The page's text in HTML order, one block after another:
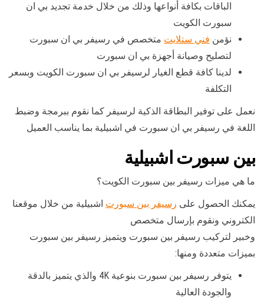
الباقات بكافة أنواعها وذلك من خلال خدمة تجديد بي ان
سبورت الكويت
نؤمن فني ستلايت متخصص في رسيفر بي ان سبورت
لتصليح وصيانة أجهزة بي ان سبورت
لدينا كافة قطع الغيار لرسيفر بي ان سبورت الكويت وبسعر
التكلفة
نعمل على توفير البطاقة الذكية لرسيفر كما نقوم ببرمجة وضبط
اللغة في رسيفر بي ان سبورت في اشبيلية بما يناسب العميل
بين سبورت اشبيلية
ما هي ميزات رسيفر بين سبورت الكويت؟
يمكنك الحصول على رسيفر بين سبورت اشبيلية من خلال موقعنا
الكتروني ونقوم بإرسال متخصص
وخبير لتركيب رسيفر بين سبورت ويتميز رسيفر بين سبورت
بميزات متعددة ومنها:
يتوفر رسيفر بين سبورت بنوعية 4K والذي يتميز بالدقة
والجودة العالية